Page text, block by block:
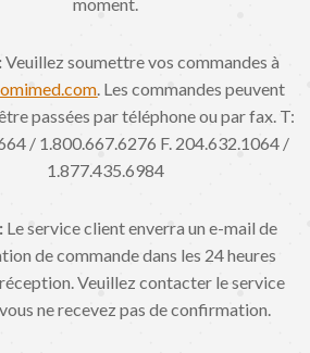
Veuillez soumettre vos commandes à
. Les commandes peuvent
passées par téléphone ou par fax. T:
/ 1.800.667.6276 F. 204.632.1064 /
1.877.435.6984
Le service client enverra un e-mail de
de commande dans les 24 heures
Veuillez contacter le service
ne recevez pas de confirmation.